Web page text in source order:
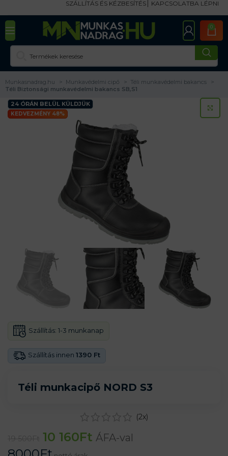
SZÁLLÍTÁS ÉS KÉZBESÍTÉS KAPCSOLATBA LÉPNI
0
Munkasnadrag.hu Munkavédelmi cipő
Téli munkavédelmi bakancs
Téli Biztonsági munkavédelmi bakancs SB,S1
24 ÓRÁN BELÜL KÜLDJÜK
KEDVEZMÉNY 48%
Téli munkacipő NORD S3
Szállítás innen 1390 Ft
Szállítás: 1-3 munkanap
(2x)
10 160Ft ÁFA-val